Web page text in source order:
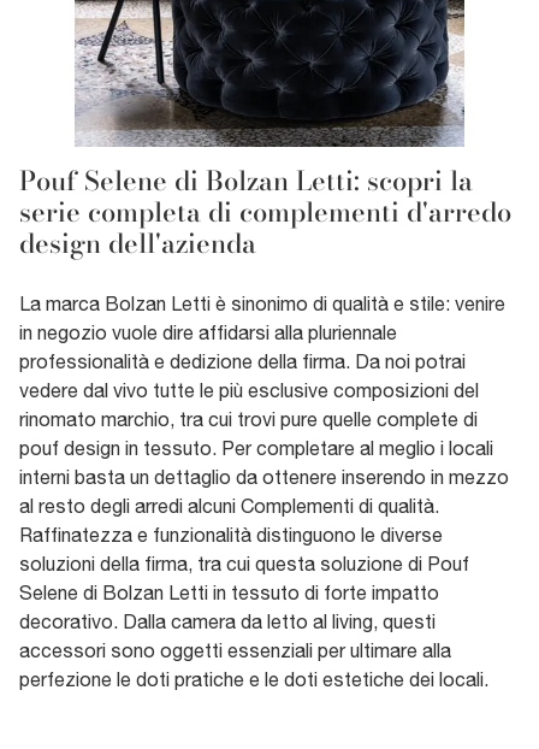
Pouf Selene di Bolzan Letti: scopri la
serie completa di complementi d'arredo
design dell'azienda
La marca Bolzan Letti è sinonimo di qualità e stile: venire
in negozio vuole dire affidarsi alla pluriennale
professionalità e dedizione della firma. Da noi potrai
vedere dal vivo tutte le più esclusive composizioni del
rinomato marchio, tra cui trovi pure quelle complete di
pouf design in tessuto. Per completare al meglio i locali
interni basta un dettaglio da ottenere inserendo in mezzo
al resto degli arredi alcuni Complementi di qualità.
Raffinatezza e funzionalità distinguono le diverse
soluzioni della firma, tra cui questa soluzione di Pouf
Selene di Bolzan Letti in tessuto di forte impatto
decorativo. Dalla camera da letto al living, questi
accessori sono oggetti essenziali per ultimare alla
perfezione le doti pratiche e le doti estetiche dei locali.